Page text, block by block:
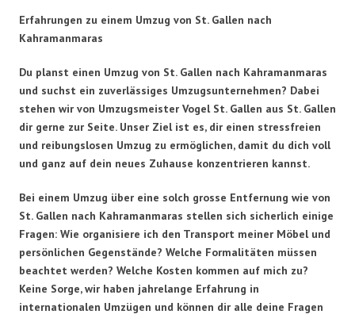
Erfahrungen zu einem Umzug von St. Gallen nach
Kahramanmaras
Du planst einen Umzug von St. Gallen nach Kahramanmaras
und suchst ein zuverlässiges Umzugsunternehmen? Dabei
stehen wir von Umzugsmeister Vogel St. Gallen aus St. Gallen
dir gerne zur Seite. Unser Ziel ist es, dir einen stressfreien
und reibungslosen Umzug zu ermöglichen, damit du dich voll
und ganz auf dein neues Zuhause konzentrieren kannst.
Bei einem Umzug über eine solch grosse Entfernung wie von
St. Gallen nach Kahramanmaras stellen sich sicherlich einige
Fragen: Wie organisiere ich den Transport meiner Möbel und
persönlichen Gegenstände? Welche Formalitäten müssen
beachtet werden? Welche Kosten kommen auf mich zu?
Keine Sorge, wir haben jahrelange Erfahrung in
internationalen Umzügen und können dir alle deine Fragen